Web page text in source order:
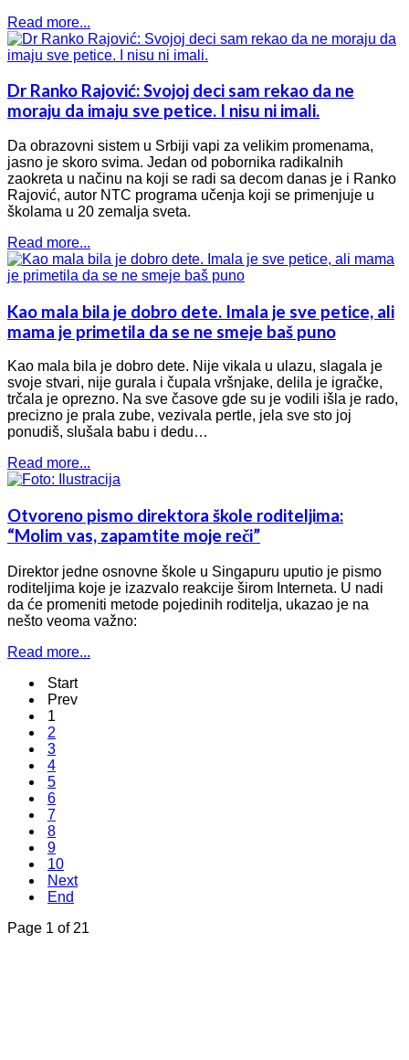
Read more...
Dr Ranko Rajović: Svojoj deci sam rekao da ne
moraju da imaju sve petice. I nisu ni imali.
Da obrazovni sistem u Srbiji vapi za velikim promenama,
jasno je skoro svima. Jedan od pobornika radikalnih
zaokreta u načinu na koji se radi sa decom danas je i Ranko
Rajović, autor NTC programa učenja koji se primenjuje u
školama u 20 zemalja sveta.
Read more...
Kao mala bila je dobro dete. Imala je sve petice, ali
mama je primetila da se ne smeje baš puno
Kao mala bila je dobro dete. Nije vikala u ulazu, slagala je
svoje stvari, nije gurala i čupala vršnjake, delila je igračke,
trčala je oprezno. Na sve časove gde su je vodili išla je rado,
precizno je prala zube, vezivala pertle, jela sve sto joj
ponudiš, slušala babu i dedu…
Read more...
Otvoreno pismo direktora škole roditeljima:
“Molim vas, zapamtite moje reči”
Direktor jedne osnovne škole u Singapuru uputio je pismo
roditeljima koje je izazvalo reakcije širom Interneta. U nadi
da će promeniti metode pojedinih roditelja, ukazao je na
nešto veoma važno:
Read more...
Start
Prev
1
2
3
4
5
6
7
8
9
10
Next
End
Page 1 of 21